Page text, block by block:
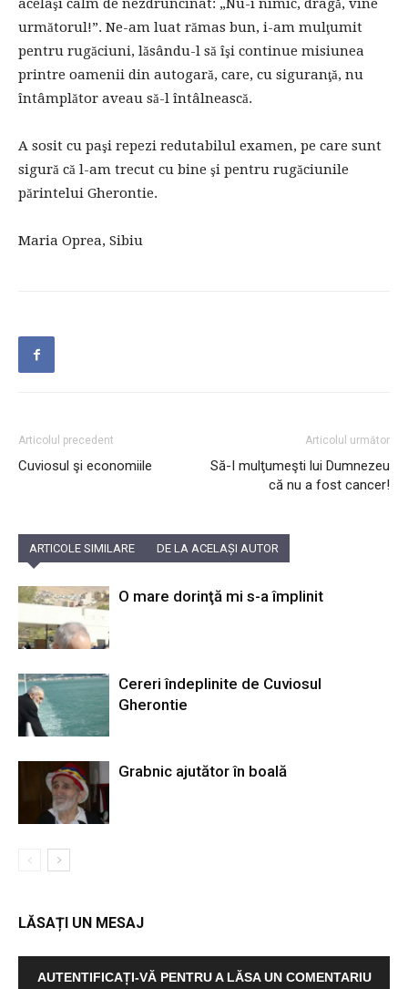
acelaşi calm de nezdruncinat: „Nu-i nimic, dragă, vine
următorul!”. Ne-am luat rămas bun, i-am mulţumit
pentru rugăciuni, lăsându-l să îşi continue misiunea
printre oamenii din autogară, care, cu siguranţă, nu
întâmplător aveau să-l întâlnească.
A sosit cu paşi repezi redutabilul examen, pe care sunt
sigură că l-am trecut cu bine şi pentru rugăciunile
părintelui Gherontie.
Maria Oprea, Sibiu
Articolul precedent
Cuviosul şi economiile
Articolul următor
Să-I mulţumeşti lui Dumnezeu
că nu a fost cancer!
ARTICOLE SIMILARE DE LA ACELAȘI AUTOR
O mare dorinţă mi s-a împlinit
Cereri îndeplinite de Cuviosul
Gherontie
Grabnic ajutător în boală
LĂSAȚI UN MESAJ
AUTENTIFICAȚI-VĂ PENTRU A LĂSA UN COMENTARIU